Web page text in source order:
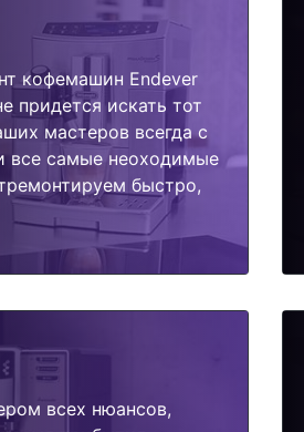
кофемашин Endever
придется искать тот
мастеров всегда с
все самые неоходимые
быстро,
всех нюансов,